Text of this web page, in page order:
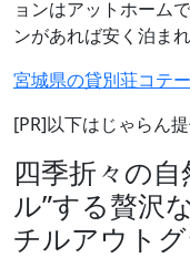
ョンはアットホーム
ンがあれば安く泊まれ
宮城県の貸別荘コテ
[PR]以下はじゃらん
四季折々の
ル”する贅沢
チルアウト